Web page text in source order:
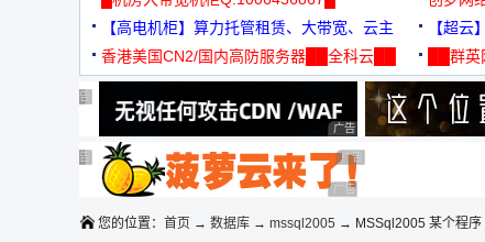
88元/月
【高电机柜】算力托管租赁、大带宽、云主
机
【超云
香港美国CN2/国内高防服务器██全科云██
██群
◆◆◆
广告 商业广告，理性选择
广告 商业广告，理性选择
广告 商业广告，理性选择
广告 商业广告，理性选择
广告 商业广告，理性选择
广告 商业广告，理性选择
广告 商业广告，理性选择
广告 商业广告，理性选择
广告 商业广告，理性选择
您的位置： 首页 → 数据库 → mssql2005 → MSSql2005 某个程序